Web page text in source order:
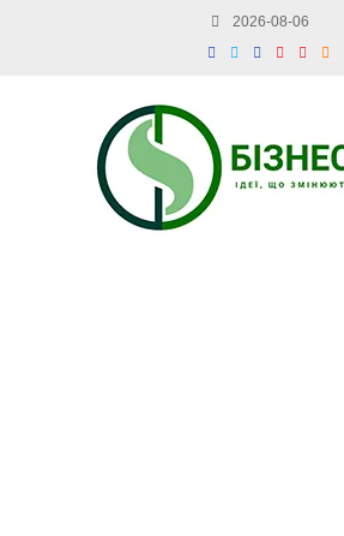
2026-08-06